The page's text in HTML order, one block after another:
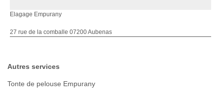
Elagage Empurany
27 rue de la comballe 07200 Aubenas
Autres services
Tonte de pelouse Empurany